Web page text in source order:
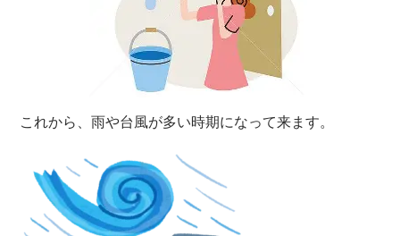
これから、雨や台風が多い時期になって来ます。